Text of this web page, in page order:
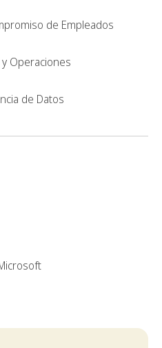
de Empleados
Operaciones
de Datos